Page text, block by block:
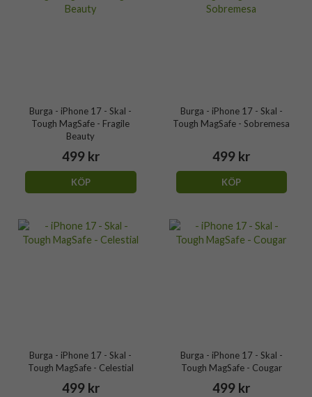
Burga - iPhone 17 - Skal -
Tough MagSafe - Fragile
Beauty
499 kr
KÖP
Burga - iPhone 17 - Skal -
Tough MagSafe - Sobremesa
499 kr
KÖP
Burga - iPhone 17 - Skal -
Tough MagSafe - Celestial
499 kr
Burga - iPhone 17 - Skal -
Tough MagSafe - Cougar
499 kr